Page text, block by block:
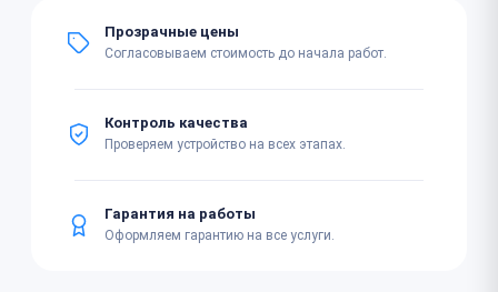
Прозрачные цены
Согласовываем стоимость до начала работ.
Контроль качества
Проверяем устройство на всех этапах.
Гарантия на работы
Оформляем гарантию на все услуги.